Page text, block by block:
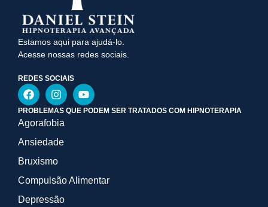
Estamos aqui para ajudá-lo.
Acesse nossas redes sociais.
REDES SOCIAIS
PROBLEMAS QUE PODEM SER TRATADOS COM HIPNOTERAPIA
Agorafobia
Ansiedade
Bruxismo
Compulsão Alimentar
Depressão